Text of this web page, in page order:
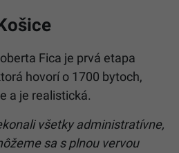
Fica je prvá etapa
hovorí o 1700 bytoch,
a je realistická.
všetky administratívne,
sa s plnou vervou